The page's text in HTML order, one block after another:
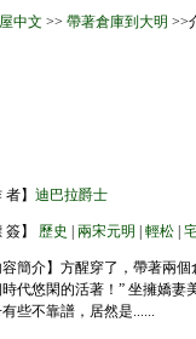
中文 >> 帶著倉庫到大明 >>
者】 迪巴拉爵士
簽】 歷史 兩宋元明 輕松
容簡介】方醒穿了，帶著兩
代悠閑的活著！” 坐擁嬌妻
些不靠譜，居然是......